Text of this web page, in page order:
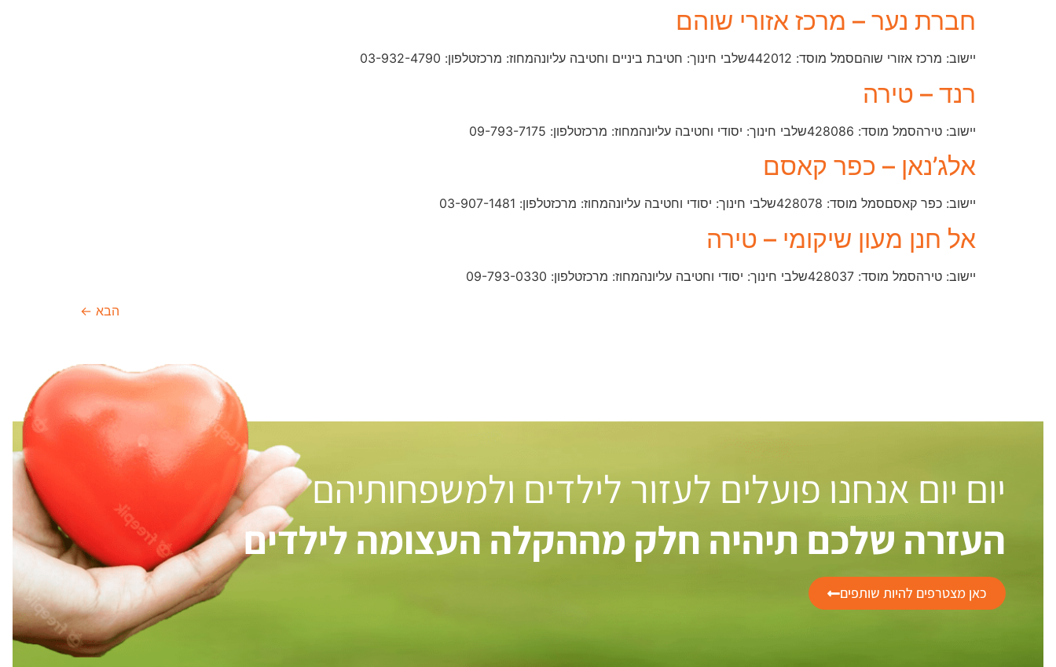
חברת נער – מרכז אזורי שוהם
יישוב: מרכז אזורי שוהםסמל מוסד: ​442012שלבי חינוך: חטיבת ביניים וחטיבה עליונהמחוז: מרכזטלפון: 03-932-4790
רנד – טירה
יישוב: טירהסמל מוסד: ​428086שלבי חינוך: יסודי וחטיבה עליונהמחוז: מרכזטלפון: 09-793-7175
אלג’נאן – כפר קאסם
יישוב: כפר קאסםסמל מוסד: ​428078שלבי חינוך: יסודי וחטיבה עליונהמחוז: מרכזטלפון: 03-907-1481
אל חנן מעון שיקומי – טירה
יישוב: טירהסמל מוסד: ​428037שלבי חינוך: יסודי וחטיבה עליונהמחוז: מרכזטלפון: 09-793-0330
הבא ←
יום יום אנחנו פועלים לעזור לילדים ולמשפחותיהם
העזרה שלכם תיהיה חלק מההקלה העצומה לילדים
כאן מצטרפים להיות שותפים